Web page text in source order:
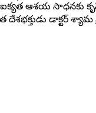
ఆశయ సాధనకు
డాక్టర్ శ్యామ